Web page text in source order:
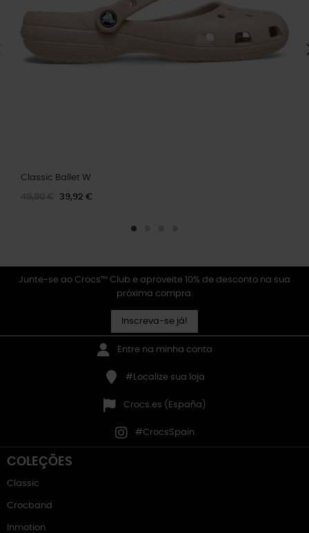
Classic Ballet W
49,90 € 39,92 €
Junte-se ao Crocs™ Club e aproveite 10% de desconto na sua
próxima compra.
Inscreva-se já!
Entre na minha conta
#Localize sua loja
Crocs.es (España)
#CrocsSpain
COLEÇÕES
Classic
Crocband
Inmotion